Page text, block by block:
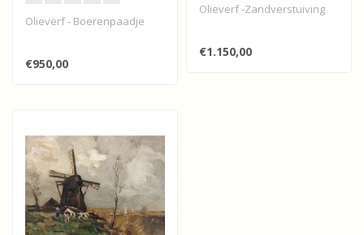
Olieverf - Boerenpaadje
€950,00
Olieverf -Zandverstuiving
€1.150,00